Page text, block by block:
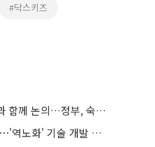
#닥스키즈
AI 기본사회·평생일자리 국민과 함께 논의…정부, 숙의공론화 착수
400년, 4000년 사는 해양생물⋯'역노화' 기술 개발 추진